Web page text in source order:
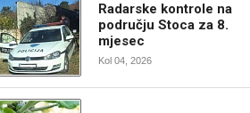
Radarske kontrole na
području Stoca za 8.
mjesec
Kol 04, 2026